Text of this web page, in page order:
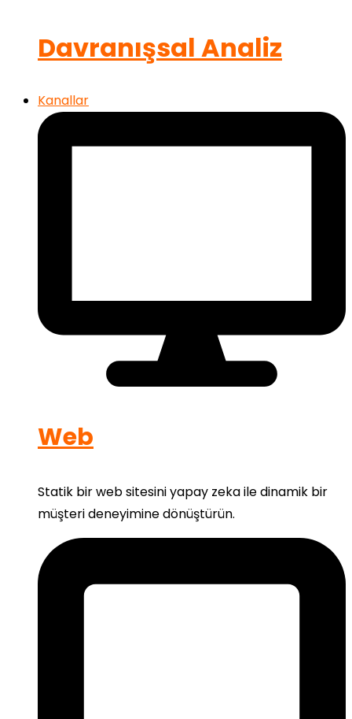
Davranışsal Analiz
Kanallar
Web
Statik bir web sitesini yapay zeka ile dinamik bir
müşteri deneyimine dönüştürün.